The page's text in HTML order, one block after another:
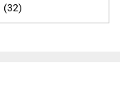
(32)